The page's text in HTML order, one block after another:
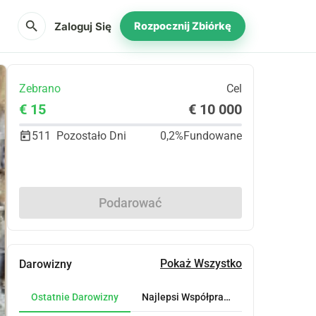
search Zaloguj Się Rozpocznij Zbiórkę
Zebrano Cel
€ 15 € 10 000
511 Pozostało Dni 0,2%Fundowane
Podarować
Darowizny Pokaż Wszystko
Ostatnie Darowizny Najlepsi Współpracownicy